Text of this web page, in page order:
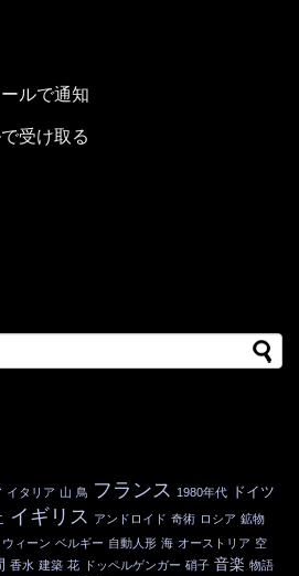
ルで通知
受け取る
イタリア 山 鳥 フランス 1980年代
ドイツ
イギリス アンドロイド 奇術 ロシア 鉱物
ウィーン ベルギー 自動人形 海 オーストリア 空
香水 建築 花 ドッペルゲンガー 硝子 音楽 物語